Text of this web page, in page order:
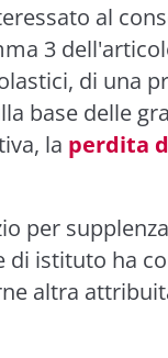
al
3
di una
base delle
la perdita
per
di istituto ha
altra